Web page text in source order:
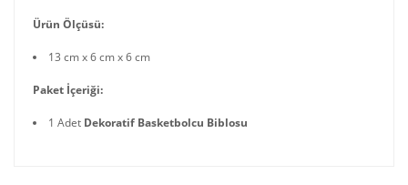
Ürün Ölçüsü:
13 cm x 6 cm x 6 cm
Paket İçeriği:
1 Adet Dekoratif Basketbolcu Biblosu